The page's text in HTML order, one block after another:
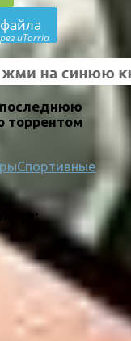
uTorria
последнюю
торрентом
Спортивные